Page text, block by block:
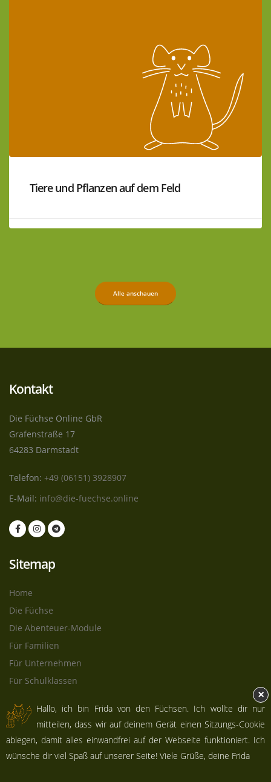
Tiere und Pflanzen auf dem Feld
Alle anschauen
Kontakt
Die Füchse Online GbR
Grafenstraße 17
64283 Darmstadt
Telefon: +49 (06151) 3928907
E-Mail: info@die-fuechse.online
Sitemap
Home
Die Füchse
Die Abenteuer-Module
Für Familien
Für Unternehmen
Für Schulklassen
Kontakt
Datenschutz
Hallo, ich bin Frida von den Füchsen. Ich wollte dir nur
mitteilen, dass wir auf deinem Gerät einen Sitzungs-Cookie
ablegen, damit alles einwandfrei auf der Webseite funktioniert. Ich
wünsche dir viel Spaß auf unserer Seite! Viele Grüße, deine Frida
×